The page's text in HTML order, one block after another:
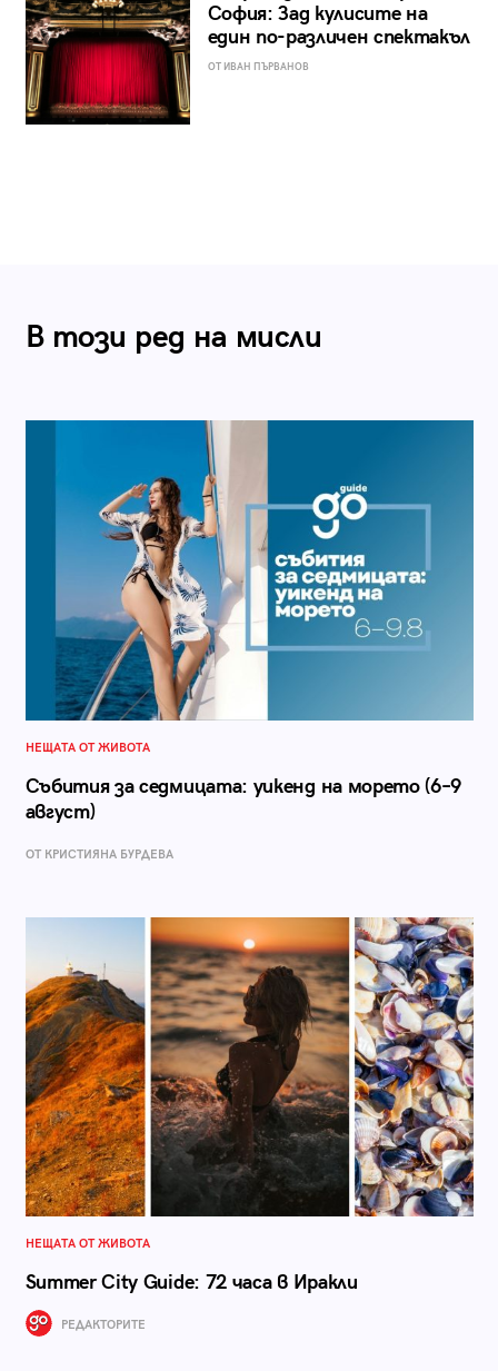
София: Зад кулисите на
един по-различен спектакъл
ОТ ИВАН ПЪРВАНОВ
В този ред на мисли
НЕЩАТА ОТ ЖИВОТА
Събития за седмицата: уикенд на морето (6–9
август)
ОТ КРИСТИЯНА БУРДЕВА
НЕЩАТА ОТ ЖИВОТА
Summer City Guide: 72 часа в Иракли
РЕДАКТОРИТЕ